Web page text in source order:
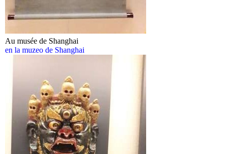
Au musée de Shanghai
en la muzeo de Shanghai